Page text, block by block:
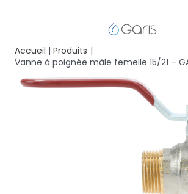
Accueil
Produits
Vanne à poignée mâle femelle 15/21 –